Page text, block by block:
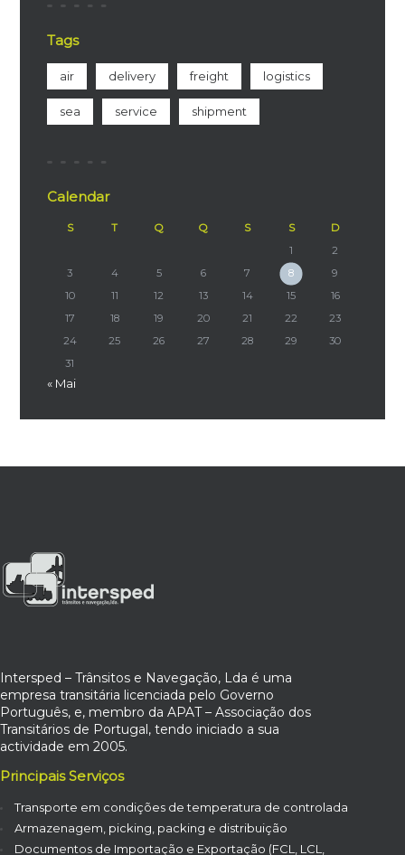
Tags
air delivery freight logistics
sea service shipment
Calendar
S T Q Q S S
D
1
2
3
4 5 6 7 8
9
10
11 12 13 14 15
16
17
18 19 20 21 22
23
24
25 26 27 28 29
30
31
« Mai
Intersped – Trânsitos e Navegação, Lda é uma
empresa transitária licenciada pelo Governo
Português, e, membro da APAT – Associação dos
Transitários de Portugal, tendo iniciado a sua
actividade em 2005.
Principais Serviços
Transporte em condições de temperatura de controlada
Armazenagem, picking, packing e distribuição
Documentos de Importação e Exportação (FCL, LCL,